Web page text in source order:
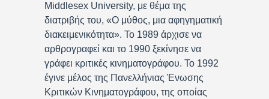
Middlesex University, με θέμα της
διατριβής του, «Ο μύθος, μια αφηγηματική
διακειμενικότητα». Το 1989 άρχισε να
αρθρογραφεί και το 1990 ξεκίνησε να
γράφει κριτικές κινηματογράφου. Το 1992
έγινε μέλος της Πανελλήνιας Ένωσης
Κριτικών Κινηματογράφου, της οποίας